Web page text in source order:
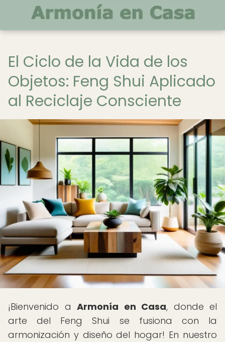
El Ciclo de la Vida de los
Objetos: Feng Shui Aplicado
al Reciclaje Consciente
¡Bienvenido a Armonía en Casa, donde el
arte del Feng Shui se fusiona con la
armonización y diseño del hogar! En nuestro